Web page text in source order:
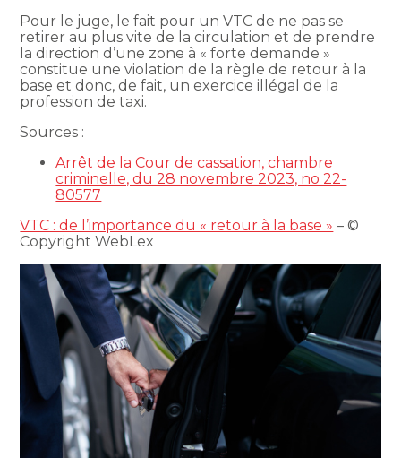
Pour le juge, le fait pour un VTC de ne pas se
retirer au plus vite de la circulation et de prendre
la direction d’une zone à « forte demande »
constitue une violation de la règle de retour à la
base et donc, de fait, un exercice illégal de la
profession de taxi.
Sources :
Arrêt de la Cour de cassation, chambre
criminelle, du 28 novembre 2023, no 22-
80577
VTC : de l’importance du « retour à la base » – ©
Copyright WebLex